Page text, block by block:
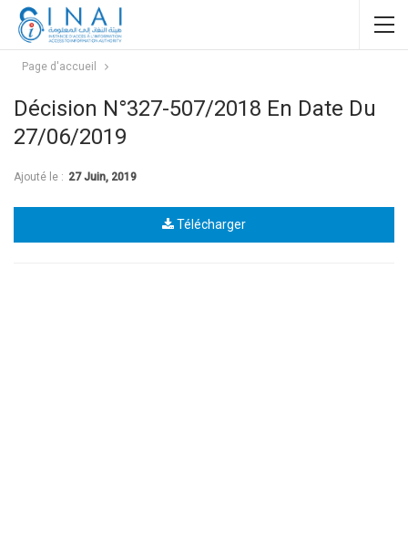
Page d'accueil
Décision N°327-507/2018 En Date Du
27/06/2019
Ajouté le : 27 Juin, 2019
Télécharger